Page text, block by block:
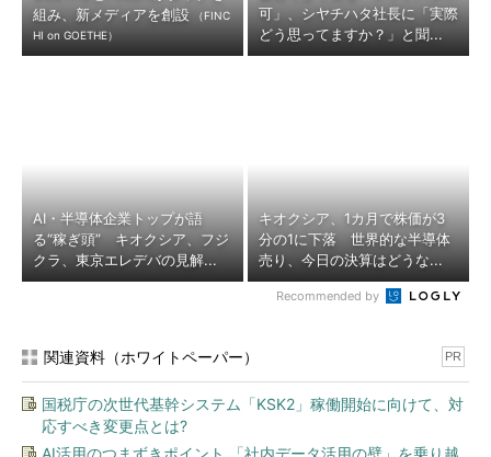
組み、新メディアを創設
（FINC
HI on GOETHE）
可」、シヤチハタ社長に「実際
どう思ってますか？」と聞...
AI・半導体企業トップが語
る“稼ぎ頭” キオクシア、フジ
クラ、東京エレデバの見解...
キオクシア、1カ月で株価が3
分の1に下落 世界的な半導体
売り、今日の決算はどうな...
Recommended by
関連資料（ホワイトペーパー） PR
国税庁の次世代基幹システム「KSK2」稼働開始に向けて、対
応すべき変更点とは?
AI活用のつまずきポイント 「社内データ活用の壁」を乗り越